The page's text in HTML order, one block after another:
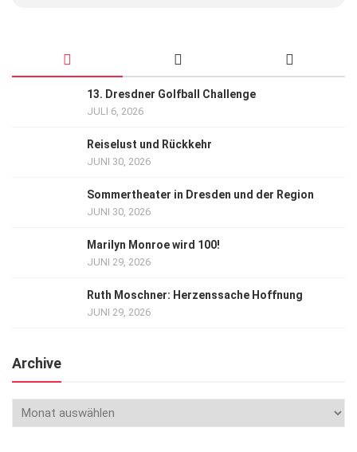
13. Dresdner Golfball Challenge
JULI 6, 2026
Reiselust und Rückkehr
JUNI 30, 2026
Sommertheater in Dresden und der Region
JUNI 30, 2026
Marilyn Monroe wird 100!
JUNI 29, 2026
Ruth Moschner: Herzenssache Hoffnung
JUNI 29, 2026
Archive